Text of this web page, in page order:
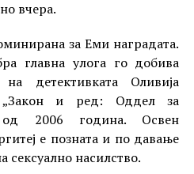
вчера.
за Еми наградата.
главна улога го добива
детективката Оливија
„Закон и ред: Оддел за
од 2006 година. Освен
е позната и по давање
насилство.